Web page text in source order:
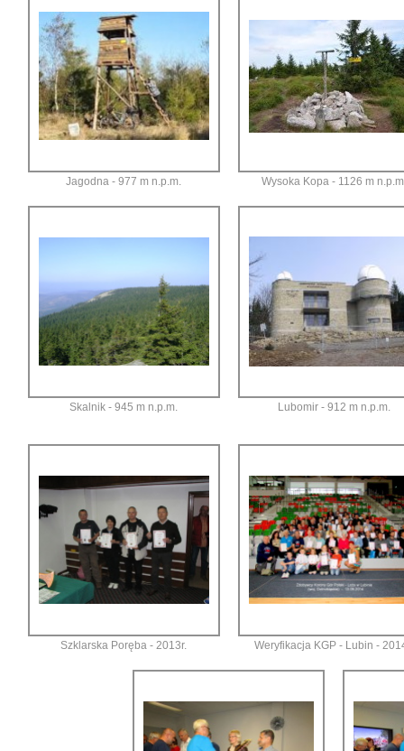
Jagodna - 977 m n.p.m. Wysoka Kopa - 1126 m
Skalnik - 945 m n.p.m. Lubomir - 912 m n.p.m.
Szklarska Poręba - 2013r. Weryfikacja KGP - Lubin -